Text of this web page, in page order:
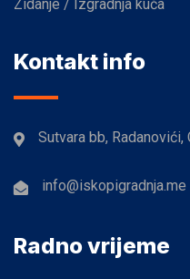
Zidanje / Izgradnja kuća
Kontakt info
Sutvara bb, Radanovići,
info@iskopigradnja.me
Radno vrijeme